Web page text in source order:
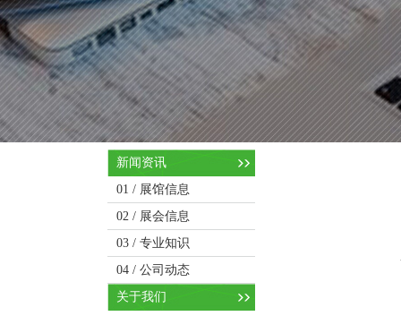
新闻资讯
01 / 展馆信息
02 / 展会信息
03 / 专业知识
04 / 公司动态
关于我们